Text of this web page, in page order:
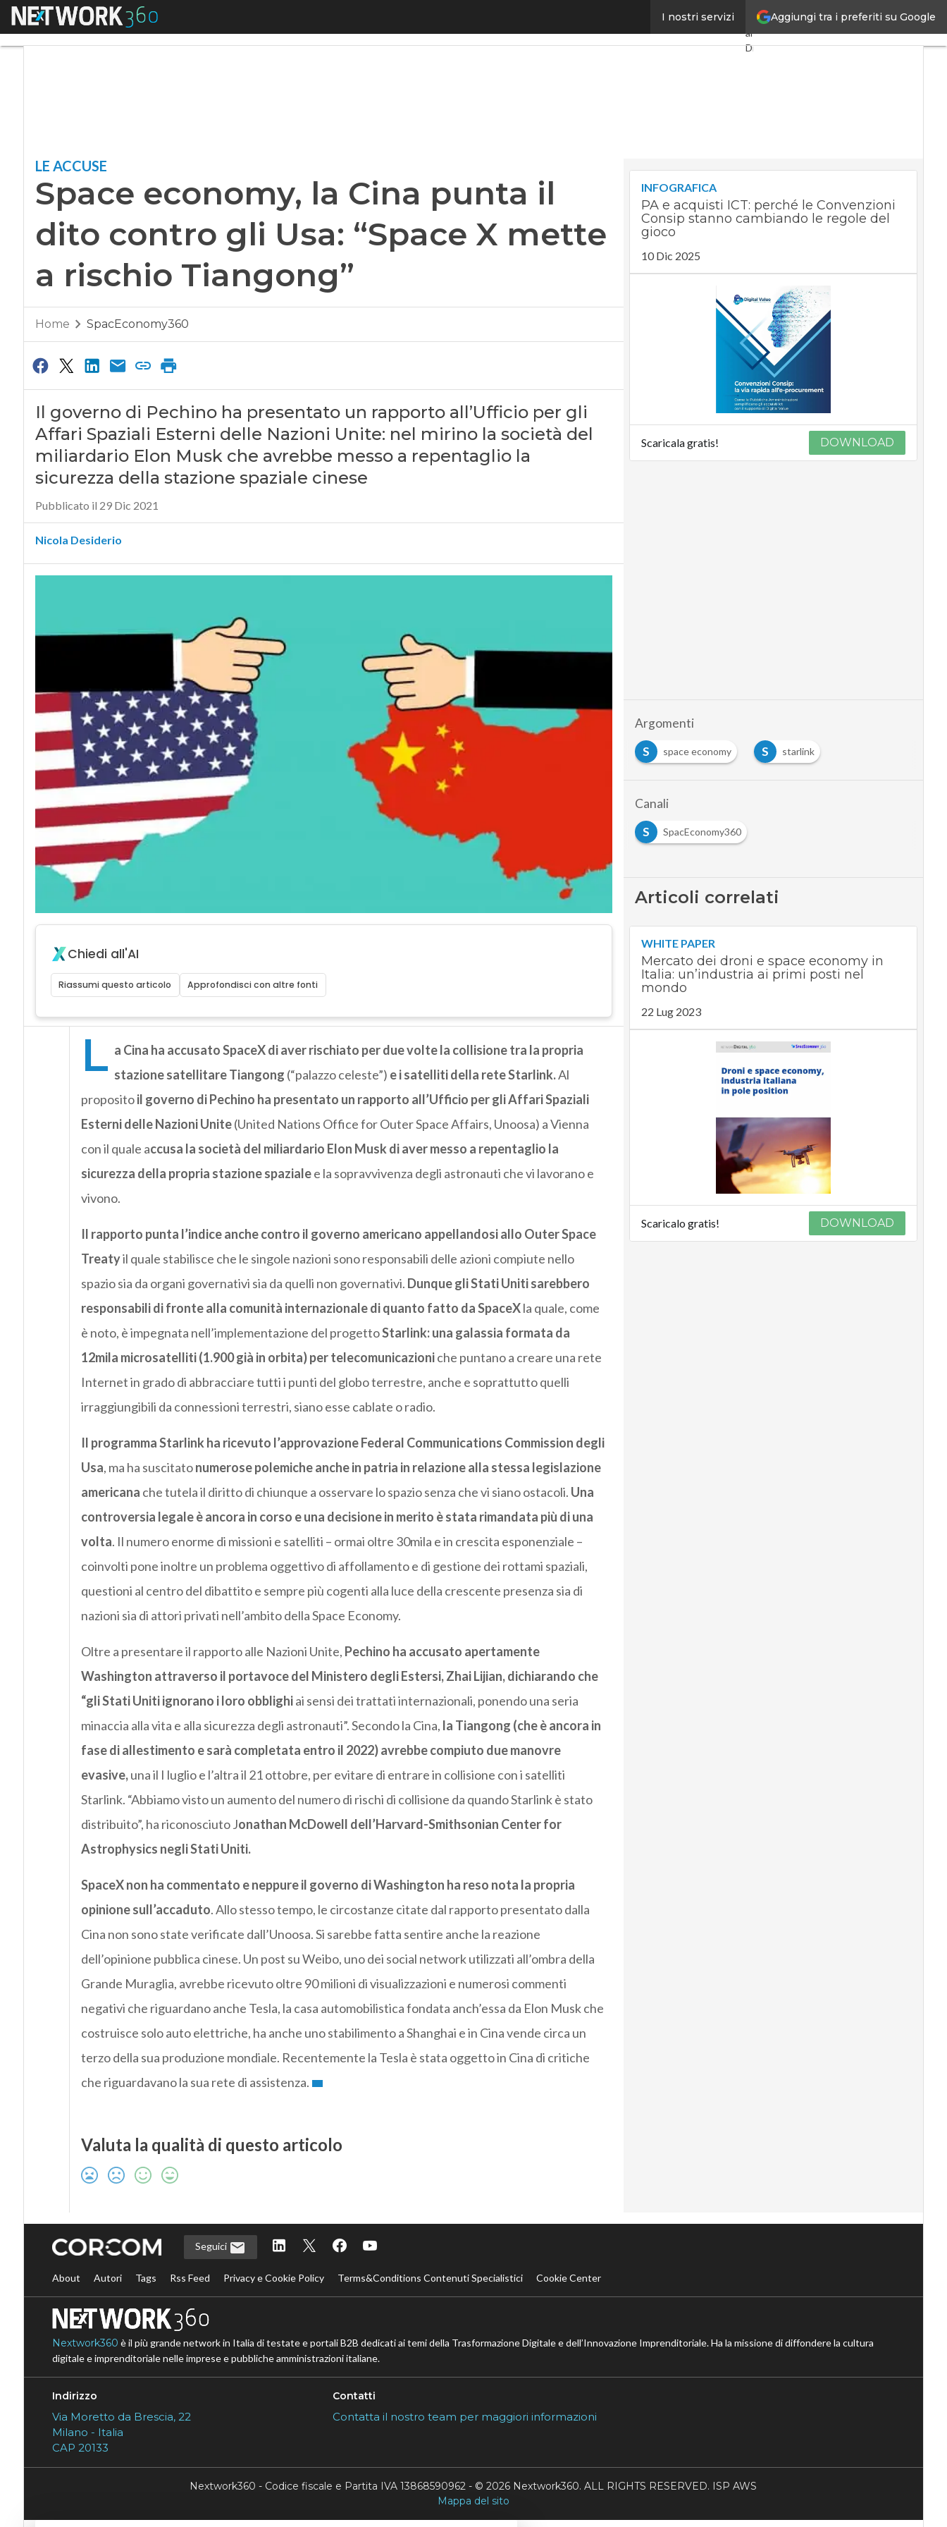
Aggiungi tra i preferiti su Google
I nostri servizi
Menu Space economy, la Cina punta il dito contro gli Usa: “Space X mette a rischio Tiangong”
Ultimi
articoli
Digital
artificiale
Videointerviste
Privacy
LE ACCUSE
Space economy, la Cina punta il
dito contro gli Usa: “Space X mette
a rischio Tiangong”
Home SpacEconomy360
Il governo di Pechino ha presentato un rapporto all’Ufficio per gli
Affari Spaziali Esterni delle Nazioni Unite: nel mirino la società del
miliardario Elon Musk che avrebbe messo a repentaglio la
sicurezza della stazione spaziale cinese
Pubblicato il 29 Dic 2021
Nicola Desiderio
Chiedi all'AI
Riassumi questo articolo Approfondisci con altre fonti
L a Cina ha accusato SpaceX di aver rischiato per due volte la collisione tra la propria
stazione satellitare Tiangong (“palazzo celeste”) e i satelliti della rete Starlink.Al
propositoil governo di Pechino ha presentato un rapporto all’Ufficio per gli Affari Spaziali
Esterni delle Nazioni Unite(United Nations Office for Outer Space Affairs, Unoosa) a Vienna
con il quale accusa la società del miliardario Elon Musk di aver messo a repentaglio la
sicurezza della propria stazione spazialee la sopravvivenza degli astronauti che vi lavorano e
vivono.
Il rapporto punta l’indice anche contro il governo americano appellandosi allo Outer Space
Treatyil quale stabilisce che le singole nazioni sono responsabili delle azioni compiute nello
spazio sia da organi governativi sia da quelli non governativi. Dunque gli Stati Uniti sarebbero
responsabili di fronte alla comunità internazionale di quanto fatto da SpaceXla quale, come
è noto, è impegnata nell’implementazione del progettoStarlink: una galassia formata da
12mila microsatelliti (1.900 già in orbita) per telecomunicazioniche puntano a creare una rete
Internet in grado di abbracciare tutti i punti del globo terrestre, anche e soprattutto quelli
irraggiungibili da connessioni terrestri, siano esse cablate o radio.
Il programma Starlink ha ricevuto l’approvazione Federal Communications Commission degli
Usa, ma ha suscitatonumerose polemiche anche in patria in relazione alla stessa legislazione
americana che tutela il diritto di chiunque a osservare lo spazio senza che vi siano ostacoli. Una
controversia legale è ancora in corso e una decisione in merito è stata rimandata più di una
volta. Il numero enorme di missioni e satelliti – ormai oltre 30mila e in crescita esponenziale –
coinvolti pone inoltre un problema oggettivo di affollamento e di gestione dei rottami spaziali,
questioni al centro del dibattito e sempre più cogenti alla luce della crescente presenza sia di
nazioni sia di attori privati nell’ambito della Space Economy.
Oltre a presentare il rapporto alle Nazioni Unite, Pechino ha accusato apertamente
Washington attraverso il portavoce del Ministero degli Estersi, Zhai Lijian, dichiarando che
“gli Stati Uniti ignorano i loro obblighiai sensi dei trattati internazionali, ponendo una seria
minaccia alla vita e alla sicurezza degli astronauti”. Secondo la Cina, la Tiangong (che è ancora in
fase di allestimento e sarà completata entro il 2022) avrebbe compiuto due manovre
evasive,una il I luglio e l’altra il 21 ottobre, per evitare di entrare in collisione con i satelliti
Starlink. “Abbiamo visto un aumento del numero di rischi di collisione da quando Starlink è stato
distribuito”, ha riconosciuto Jonathan McDowell dell’Harvard-Smithsonian Center for
Astrophysics negli Stati Uniti.
SpaceX non ha commentato e neppure il governo di Washington ha reso nota la propria
opinione sull’accaduto. Allo stesso tempo, le circostanze citate dal rapporto presentato dalla
Cina non sono state verificate dall’Unoosa. Si sarebbe fatta sentire anche la reazione
dell’opinione pubblica cinese. Un post su Weibo, uno dei social network utilizzati all’ombra della
Grande Muraglia, avrebbe ricevuto oltre 90 milioni di visualizzazioni e numerosi commenti
negativi che riguardano anche Tesla, la casa automobilistica fondata anch’essa da Elon Musk che
costruisce solo auto elettriche, ha anche uno stabilimento a Shanghai e in Cina vende circa un
terzo della sua produzione mondiale. Recentemente la Tesla è stata oggetto in Cina di critiche
che riguardavano la sua rete di assistenza.
Valuta la qualità di questo articolo
INFOGRAFICA
PA e acquisti ICT: perché le Convenzioni
Consip stanno cambiando le regole del
gioco
10 Dic 2025
Scaricala gratis! DOWNLOAD
Argomenti
S
space economy S starlink
Canali
S
SpacEconomy360
Articoli correlati
WHITE PAPER
Mercato dei droni e space economy in
Italia: un’industria ai primi posti nel
mondo
22 Lug 2023
Scaricalo gratis! DOWNLOAD
Seguici
About Autori Tags Rss Feed Privacy e Cookie Policy Terms&Conditions Contenuti Specialistici Cookie Center
Nextwork360 è il più grande network in Italia di testate e portali B2B dedicati ai temi della Trasformazione Digitale e dell’Innovazione Imprenditoriale. Ha la missione di diffondere la cultura
digitale e imprenditoriale nelle imprese e pubbliche amministrazioni italiane.
Indirizzo
Via Moretto da Brescia, 22
Milano - Italia
CAP 20133
Contatti
Contatta il nostro team per maggiori informazioni
Nextwork360 - Codice fiscale e Partita IVA 13868590962 - © 2026 Nextwork360. ALL RIGHTS RESERVED. ISP AWS
Mappa del sito